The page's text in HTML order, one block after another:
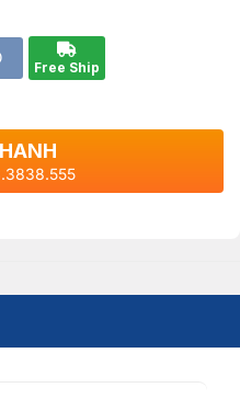
Free Ship